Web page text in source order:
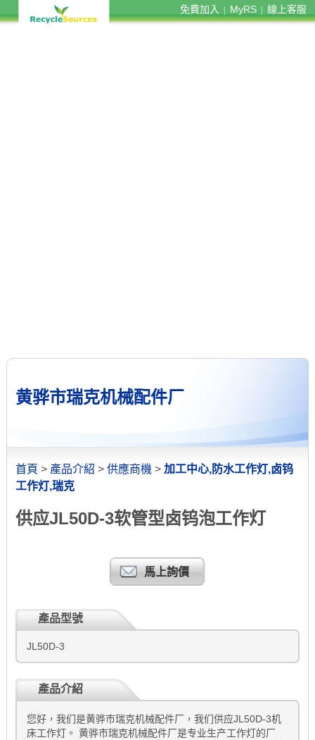
免費加入 MyRS 線上客服
黄骅市瑞克机械配件厂
首頁 > 產品介紹 > 供應商機 > 加工中心,防水工作灯,卤钨
工作灯,瑞克
供应JL50D-3软管型卤钨泡工作灯
馬上詢價
產品型號
JL50D-3
產品介紹
您好，我们是黄骅市瑞克机械配件厂，我们供应JL50D-3机
床工作灯。 黄骅市瑞克机械配件厂是专业生产工作灯的厂